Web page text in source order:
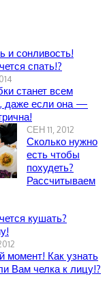
и сонливость!
спать!?
станет всем
даже если она —
СЕН 11, 2012
Сколько нужно
есть чтобы
похудеть?
Рассчитываем
кушать?
момент! Как узнать
Вам челка к лицу!?